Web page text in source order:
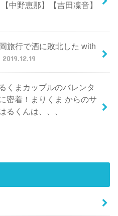
中野恵那】【吉田凜音】
旅行で酒に敗北した with
2019.12.19
くまカップルのバレンタ
密着！まりくま からのサ
るくんは、、、